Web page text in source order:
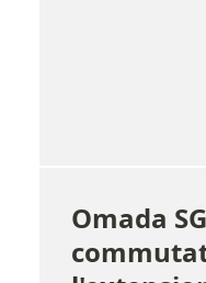
Omada